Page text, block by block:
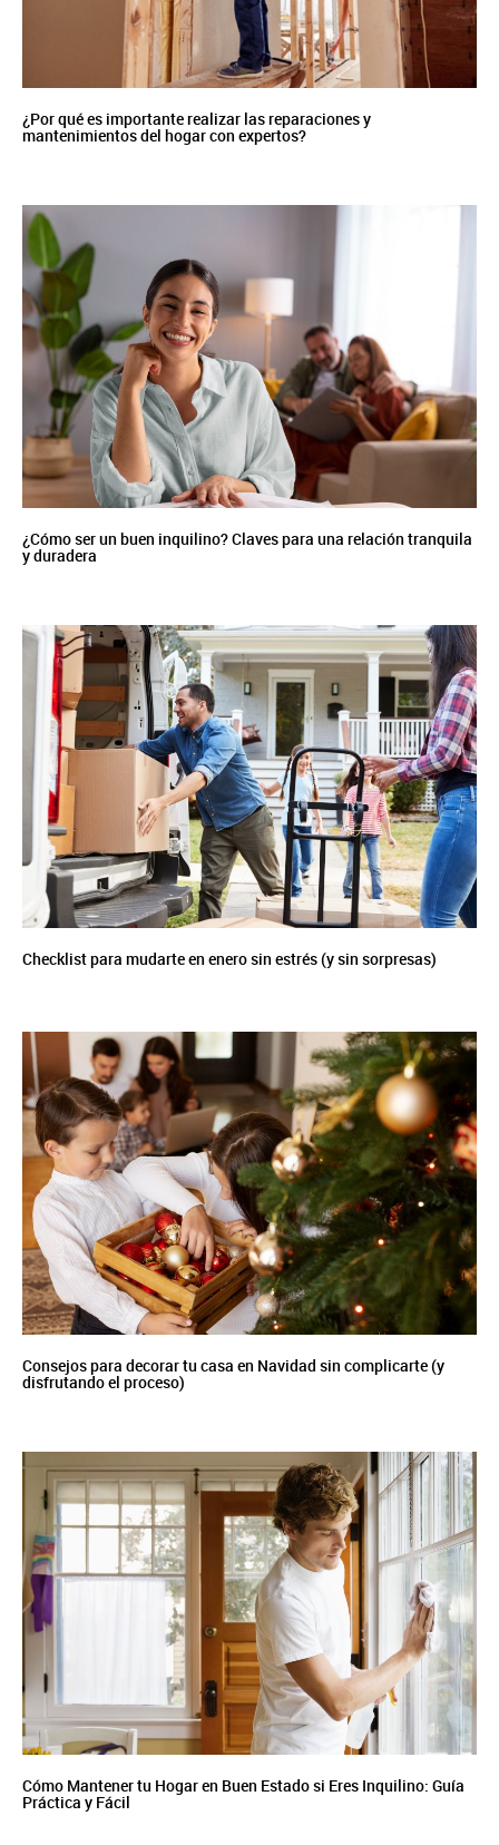
¿Por qué es importante realizar las reparaciones y
mantenimientos del hogar con expertos?
¿Cómo ser un buen inquilino? Claves para una relación tranquila
y duradera
Checklist para mudarte en enero sin estrés (y sin sorpresas)
Consejos para decorar tu casa en Navidad sin complicarte (y
disfrutando el proceso)
Cómo Mantener tu Hogar en Buen Estado si Eres Inquilino: Guía
Práctica y Fácil